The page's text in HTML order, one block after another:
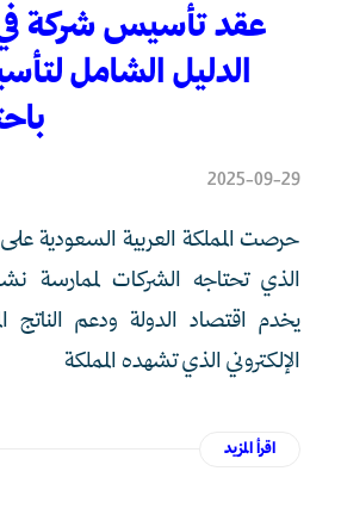
عقد تأسيس شركة
الدليل الشامل
2025-09-29
حرصت المملكة العربية السعودية على
الذي تحتاجه الشركات لممارسة
يخدم اقتصاد الدولة ودعم الناتج
الإلكتروني الذي تشهده المملكة
اقرأ المزيد